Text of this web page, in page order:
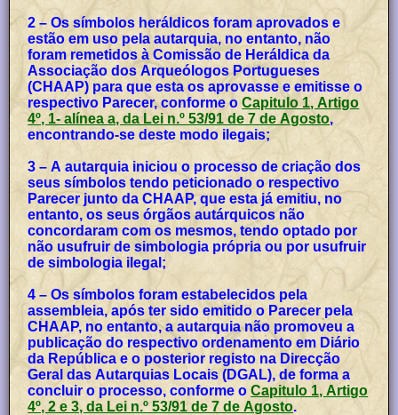
2 – Os símbolos heráldicos foram aprovados e
estão em uso pela autarquia, no entanto, não
foram remetidos à Comissão de Heráldica da
Associação dos Arqueólogos Portugueses
(CHAAP) para que esta os aprovasse e emitisse o
respectivo Parecer, conforme oCapitulo 1, Artigo
4º, 1- alínea a, da Lei n.º 53/91 de 7 de Agosto,
encontrando-se deste modo ilegais;
3 – A autarquia iniciou o processo de criação dos
seus símbolos tendo peticionado o respectivo
Parecer junto da CHAAP, que esta já emitiu, no
entanto, os seus órgãos autárquicos não
concordaram com os mesmos, tendo optado por
não usufruir de simbologia própria ou por usufruir
de simbologia ilegal;
4 – Os símbolos foram estabelecidos pela
assembleia, após ter sido emitido o Parecer pela
CHAAP, no entanto, a autarquia não promoveu a
publicação do respectivo ordenamento em Diário
da República e o posterior registo na Direcção
Geral das Autarquias Locais (DGAL), de forma a
concluir o processo, conforme oCapitulo 1, Artigo
4º, 2 e 3, da Lei n.º 53/91 de 7 de Agosto.